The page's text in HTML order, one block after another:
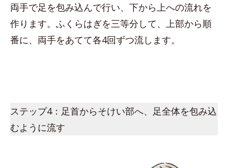
両手で足を包み込んで行い、下から上への流れを
作ります。ふくらはぎを三等分して、上部から順
番に、両手をあてて各4回ずつ流します。
ステップ4：足首からそけい部へ、足全体を包み込
むように流す